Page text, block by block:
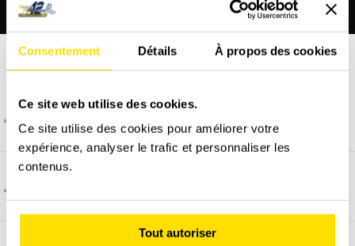
Consentement Détails À propos des cookies
Ce site web utilise des cookies.
Ce site utilise des cookies pour améliorer votre
expérience, analyser le trafic et personnaliser les
contenus.
Tout autoriser
FAQ - LES QUESTIONS FRÉQUENTES
Pourquoi une Citroën DS3 ?